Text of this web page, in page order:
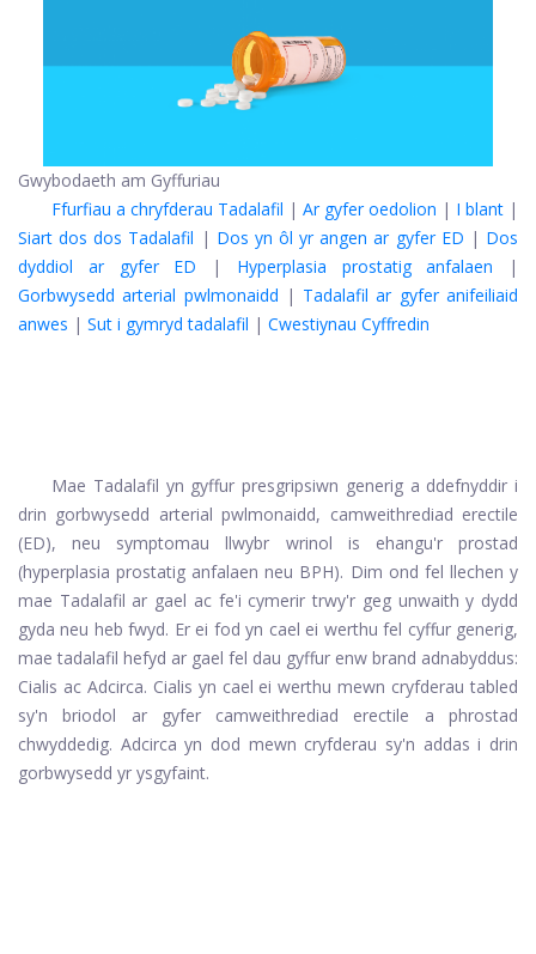
Gwybodaeth am Gyffuriau
Ffurfiau a chryfderau Tadalafil | Ar gyfer oedolion | I blant |
Siart dos dos Tadalafil | Dos yn ôl yr angen ar gyfer ED | Dos
dyddiol ar gyfer ED | Hyperplasia prostatig anfalaen |
Gorbwysedd arterial pwlmonaidd | Tadalafil ar gyfer anifeiliaid
anwes | Sut i gymryd tadalafil | Cwestiynau Cyffredin
Mae Tadalafil yn gyffur presgripsiwn generig a ddefnyddir i
drin gorbwysedd arterial pwlmonaidd, camweithrediad erectile
(ED), neu symptomau llwybr wrinol is ehangu'r prostad
(hyperplasia prostatig anfalaen neu BPH). Dim ond fel llechen y
mae Tadalafil ar gael ac fe'i cymerir trwy'r geg unwaith y dydd
gyda neu heb fwyd. Er ei fod yn cael ei werthu fel cyffur generig,
mae tadalafil hefyd ar gael fel dau gyffur enw brand adnabyddus:
Cialis ac Adcirca. Cialis yn cael ei werthu mewn cryfderau tabled
sy'n briodol ar gyfer camweithrediad erectile a phrostad
chwyddedig. Adcirca yn dod mewn cryfderau sy'n addas i drin
gorbwysedd yr ysgyfaint.